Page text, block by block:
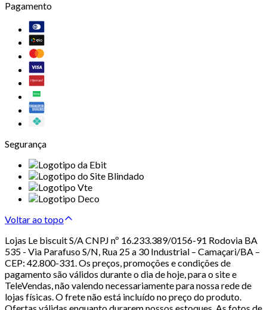
Pagamento
Segurança
Voltar ao topo
Lojas Le biscuit S/A CNPJ nº 16.233.389/0156-91 Rodovia BA
535 - Via Parafuso S/N, Rua 25 a 30 Industrial – Camaçari/BA –
CEP: 42.800-331. Os preços, promoções e condições de
pagamento são válidos durante o dia de hoje, para o site e
TeleVendas, não valendo necessariamente para nossa rede de
lojas físicas. O frete não está incluído no preço do produto.